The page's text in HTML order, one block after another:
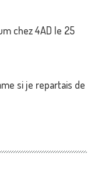
chez 4AD le 25
si je repartais de